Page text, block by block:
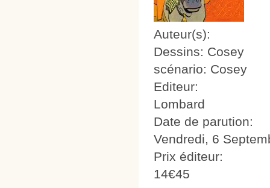
Auteur(s):
Dessins: Cosey
scénario: Cosey
Editeur:
Lombard
Date de parution:
Vendredi, 6
Prix éditeur:
14€45